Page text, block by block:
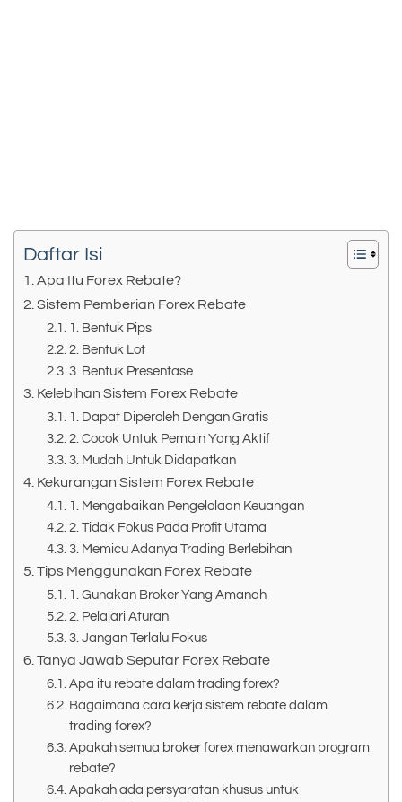
Daftar Isi
Apa Itu Forex Rebate?
Sistem Pemberian Forex Rebate
1. Bentuk Pips
2. Bentuk Lot
3. Bentuk Presentase
Kelebihan Sistem Forex Rebate
1. Dapat Diperoleh Dengan Gratis
2. Cocok Untuk Pemain Yang Aktif
3. Mudah Untuk Didapatkan
Kekurangan Sistem Forex Rebate
1. Mengabaikan Pengelolaan Keuangan
2. Tidak Fokus Pada Profit Utama
3. Memicu Adanya Trading Berlebihan
Tips Menggunakan Forex Rebate
1. Gunakan Broker Yang Amanah
2. Pelajari Aturan
3. Jangan Terlalu Fokus
Tanya Jawab Seputar Forex Rebate
Apa itu rebate dalam trading forex?
Bagaimana cara kerja sistem rebate dalam
trading forex?
Apakah semua broker forex menawarkan program
rebate?
Apakah ada persyaratan khusus untuk